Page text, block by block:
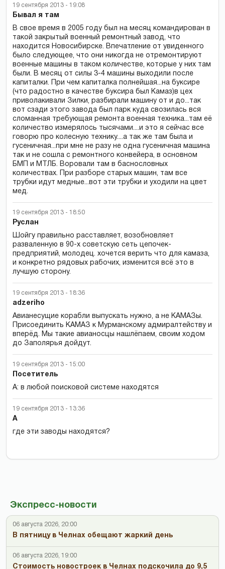
Экспресс-новости
06 августа 2026, 20:00
В пятницу в Челнах обещают жаркий день
06 августа 2026, 19:00
Стоимость новостроек в Челнах подскочила до 9,5
19 сентября 2013 - 19:08
Бывал я там
В свое время в 2005 году был на месяц командирован в
такой закрытый военный ремонтный завод, что
находится Новосибирске. Впечатление от увиденного
было следующее, что они никогда не отремонтируют
военные машины в таком количестве, которые у них там
были. В месяц от силы 3-4 машины выходили после
капиталки. При чем капиталка полнейшая...на буксире
(что радостно в качестве буксира был Камаз)в цех
приволакивали Зилки, разбирали машину от и до...так
вот сзади этого завода был парк куда свозилась вся
сломанная требующая ремонта военная техника...там её
количество измерялось тысячами....и это я сейчас все
говорю про колесную технику....а так же там была и
гусеничная...при мне не разу не одна гусеничная машина
так и не сошла с ремонтного конвейера, в основном
БМП и МТЛБ. Воровали там в баснословных
количествах. При разборе старых машин, там все
трубки идут медные...вот эти трубки и уходили на цвет
мед.
19 сентября 2013 - 18:50
Руслан
Шойгу правильно расставляет, возобновляет
разваленную в 90-х советскую сеть цепочек-
предприятий, молодец. хочется верить что для камаза,
и конкретно рядовых рабочих, изменится всё это в
лучшую сторону.
19 сентября 2013 - 18:36
adzeriho
Авианесущие корабли выпускать нужно, а не КАМАЗы.
Присоединить КАМАЗ к Мурманскому адмиралтейству и
вперёд. Мы такие авианосцы нашлёпаем, своим ходом
до Заполярья дойдут.
19 сентября 2013 - 15:00
Посетитель
А: в любой поисковой системе находятся
19 сентября 2013 - 13:36
А
где эти заводы находятся?